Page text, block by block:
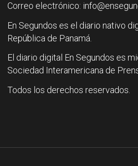
Correo electrónico:
En Segundos es el diario nativo
República de Panamá.
El diario digital En Segundos es
Sociedad Interamericana de
Todos los derechos reservados.